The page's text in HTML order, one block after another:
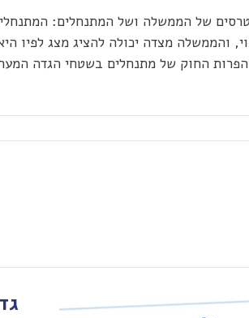
של הממשלה ושל המתנחלים:
והממשלה מצדה יכולה להציג מצג לפיו
החוק של מתנחלים בשטחי הגדה